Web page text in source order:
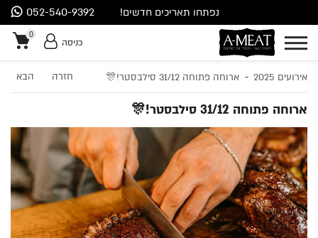
נפתחו תאריכים חדשים! 052-540-9392
0
0
כניסה
אירועים 2025 - ארוחה פתוחה 31/12 סילבסטר!🎊 הבא חזרה
ארוחה פתוחה 31/12 סילבסטר!🎊